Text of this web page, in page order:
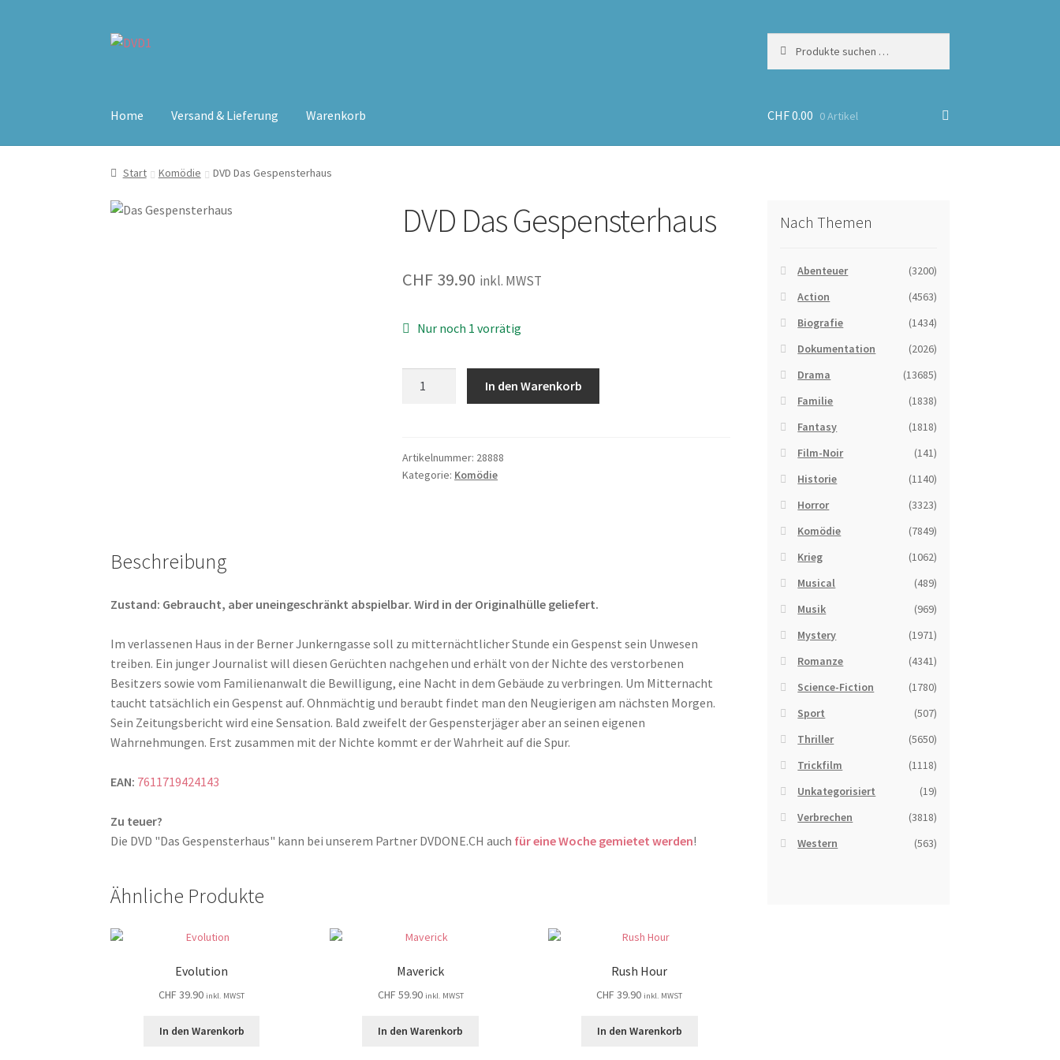
Zur
Zum
nach:
Home Versand & Lieferung Warenkorb CHF0.00 0 Artikel
Start Komödie DVD Das Gespensterhaus
DVD Das Gespensterhaus
CHF 39.90 inkl. MWST
Nur noch 1 vorrätig
In den Warenkorb
Artikelnummer: 28888
Kategorie: Komödie
Beschreibung
Zustand: Gebraucht, aber uneingeschränkt abspielbar. Wird in der Originalhülle geliefert.
Im verlassenen Haus in der Berner Junkerngasse soll zu mitternächtlicher Stunde ein Gespenst sein Unwesen
treiben. Ein junger Journalist will diesen Gerüchten nachgehen und erhält von der Nichte des verstorbenen
Besitzers sowie vom Familienanwalt die Bewilligung, eine Nacht in dem Gebäude zu verbringen. Um Mitternacht
taucht tatsächlich ein Gespenst auf. Ohnmächtig und beraubt findet man den Neugierigen am nächsten Morgen.
Sein Zeitungsbericht wird eine Sensation. Bald zweifelt der Gespensterjäger aber an seinen eigenen
Wahrnehmungen. Erst zusammen mit der Nichte kommt er der Wahrheit auf die Spur.
EAN: 7611719424143
Zu teuer?
Die DVD "Das Gespensterhaus" kann bei unserem Partner DVDONE.CH auch für eine Woche gemietet werden!
Ähnliche Produkte
Evolution
CHF 39.90 inkl. MWST
In den Warenkorb
Maverick
CHF 59.90 inkl. MWST
In den Warenkorb
Rush Hour
CHF 39.90 inkl. MWST
In den Warenkorb
Nach Themen
Abenteuer
(3200)
Action
(4563)
Biografie
(1434)
Dokumentation
(2026)
Drama
(13685)
Familie
(1838)
Fantasy
(1818)
Film-Noir
(141)
Historie
(1140)
Horror
(3323)
Komödie
(7849)
Krieg
(1062)
Musical
(489)
Musik
(969)
Mystery
(1971)
Romanze
(4341)
Science-Fiction
(1780)
Sport
(507)
Thriller
(5650)
Trickfilm
(1118)
Unkategorisiert
(19)
Verbrechen
(3818)
Western
(563)